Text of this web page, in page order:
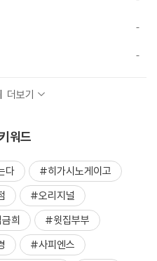
더보기
워드
다
#히가시노게이고
#오리지널
희
#윗집부부
#사피엔스